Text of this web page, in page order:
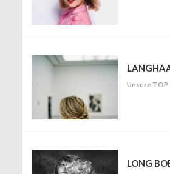
Unsere TOP
LONG